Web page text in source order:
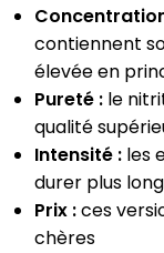
contiennent
élevée en
Pureté : le
qualité
Intensité : les
durer plus
Prix :ces
chères